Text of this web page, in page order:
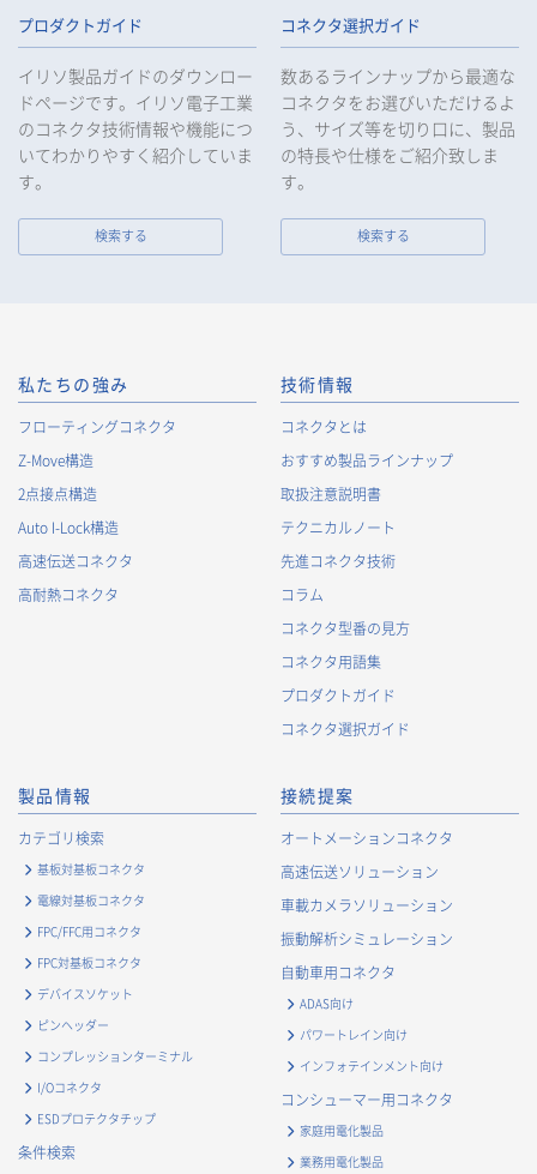
プロダクトガイド
イリソ製品ガイドのダウンロー
ドページです。イリソ電子工業
のコネクタ技術情報や機能につ
いてわかりやすく紹介していま
す。
検索する
コネクタ選択ガイド
数あるラインナップから最適な
コネクタをお選びいただけるよ
う、サイズ等を切り口に、製品
の特長や仕様をご紹介致しま
す。
検索する
私たちの強み
フローティングコネクタ
Z-Move構造
2点接点構造
Auto I-Lock構造
高速伝送コネクタ
高耐熱コネクタ
技術情報
コネクタとは
おすすめ製品ラインナップ
取扱注意説明書
テクニカルノート
先進コネクタ技術
コラム
コネクタ型番の見方
コネクタ用語集
プロダクトガイド
コネクタ選択ガイド
製品情報
カテゴリ検索
基板対基板コネクタ
電線対基板コネクタ
FPC/FFC用コネクタ
FPC対基板コネクタ
デバイスソケット
ピンヘッダー
コンプレッションターミナル
I/Oコネクタ
ESDプロテクタチップ
条件検索
接続提案
オートメーションコネクタ
高速伝送ソリューション
車載カメラソリューション
振動解析シミュレーション
自動車用コネクタ
ADAS向け
パワートレイン向け
インフォテインメント向け
コンシューマー用コネクタ
家庭用電化製品
業務用電化製品